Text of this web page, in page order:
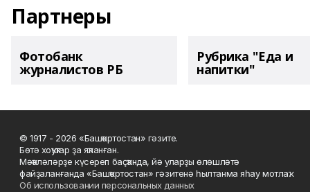
Партнеры
Фотобанк
журналистов РБ
Рубрика "Еда и
напитки"
© 1917 - 2026 «Башҡортостан» гәзите.
Бөтә хоҡуҡтар ҙа яҡланған.
Мәҡәләләрҙе күсереп баҫҡанда, йә уларҙы өлөшләтә
файҙаланғанда «Башҡортостан» гәзитенә һылтанма яһау мотлаҡ.
Об использовании персональных данных